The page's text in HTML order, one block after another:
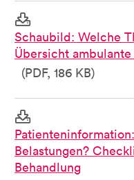
Schaubild: Welche
Übersicht
(PDF, 186 KB)
Belastungen?
Behandlung